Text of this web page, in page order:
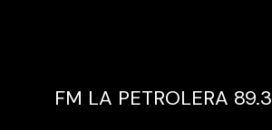
FM LA PETROLERA 89.3